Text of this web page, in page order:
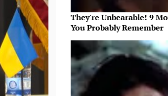
They're Unbearable! 9
You Probably Remember